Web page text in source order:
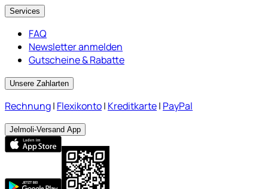
Services
FAQ
Newsletter anmelden
Gutscheine & Rabatte
Unsere Zahlarten
Rechnung| Flexikonto| Kreditkarte| PayPal
Jelmoli-Versand App